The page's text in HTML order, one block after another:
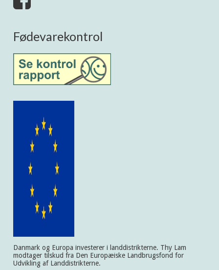
Fødevarekontrol
Danmark og Europa investerer i landdistrikterne. Thy Lam
modtager tilskud fra Den Europæiske Landbrugsfond for
Udvikling af Landdistrikterne.